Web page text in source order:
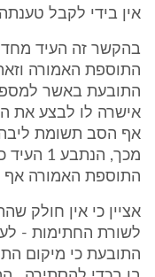
אין בידי לקבל
התוספת האמורה
התובעת באשר למספר
אף הסב תשומת ליבה
מכך,
התוספת האמורה אף
אציין כי אין חולק
לשורת החתימות -
התובעת כי מיקום